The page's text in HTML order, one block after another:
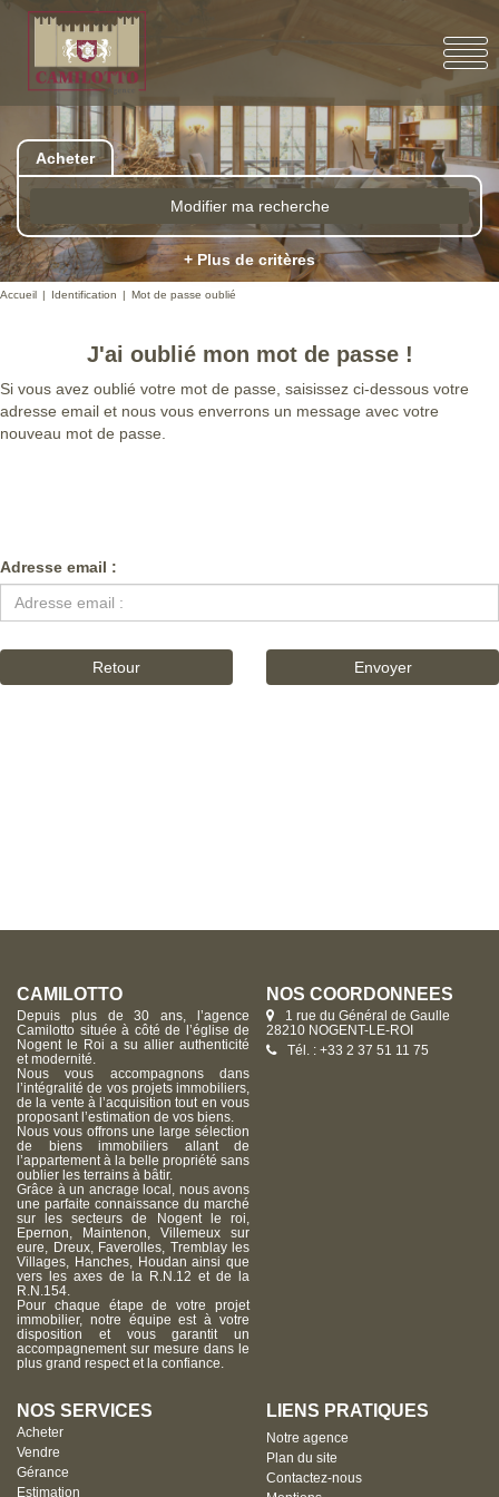
Acheter
Modifier ma recherche
+ Plus de critères
Accueil Identification Mot de passe oublié
J'ai oublié mon mot de passe !
Si vous avez oublié votre mot de passe, saisissez ci-dessous votre
adresse email et nous vous enverrons un message avec votre
nouveau mot de passe.
Adresse email :
Retour Envoyer
CAMILOTTO
Depuis plus de 30 ans, l’agence
Camilotto située à côté de l’église de
Nogent le Roi a su allier authenticité
et modernité.
Nous vous accompagnons dans
l’intégralité de vos projets immobiliers,
de la vente à l’acquisition tout en vous
proposant l’estimation de vos biens.
Nous vous offrons une large sélection
de biens immobiliers allant de
l’appartement à la belle propriété sans
oublier les terrains à bâtir.
Grâce à un ancrage local, nous avons
une parfaite connaissance du marché
sur les secteurs de Nogent le roi,
Epernon, Maintenon, Villemeux sur
eure, Dreux, Faverolles, Tremblay les
Villages, Hanches, Houdan ainsi que
vers les axes de la R.N.12 et de la
R.N.154.
Pour chaque étape de votre projet
immobilier, notre équipe est à votre
disposition et vous garantit un
accompagnement sur mesure dans le
plus grand respect et la confiance.
NOS COORDONNÉES
1 rue du Général de Gaulle
28210 NOGENT-LE-ROI
Tél. : +33 2 37 51 11 75
NOS SERVICES
Acheter
Vendre
Gérance
Estimation
LIENS PRATIQUES
Notre agence
Plan du site
Contactez-nous